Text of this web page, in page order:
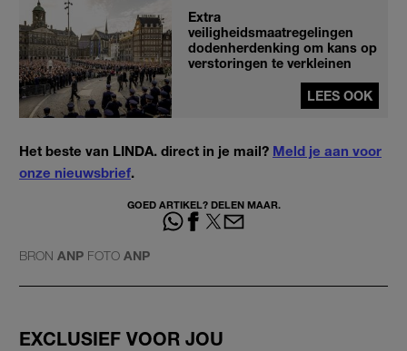
Extra
veiligheidsmaatregelingen
dodenherdenking om kans op
verstoringen te verkleinen
LEES OOK
Het beste van LINDA. direct in je mail? Meld je aan voor
onze nieuwsbrief.
GOED ARTIKEL? DELEN MAAR.
BRON ANP FOTO ANP
EXCLUSIEF VOOR JOU